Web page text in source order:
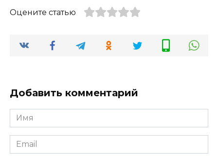
Оцените статью
Добавить комментарий
Имя
*
Email
*